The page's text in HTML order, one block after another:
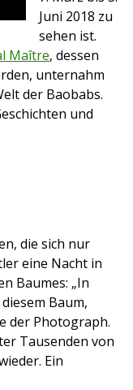
Juni 2018 zu
sehen ist.
Maître, dessen
unternahm
der Baobabs.
und
die sich nur
eine Nacht in
Baumes: „In
Baum,
der Photograph.
Tausenden von
Ein